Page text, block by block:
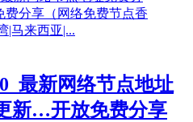
最新网络节点地址
新…开放免费分享